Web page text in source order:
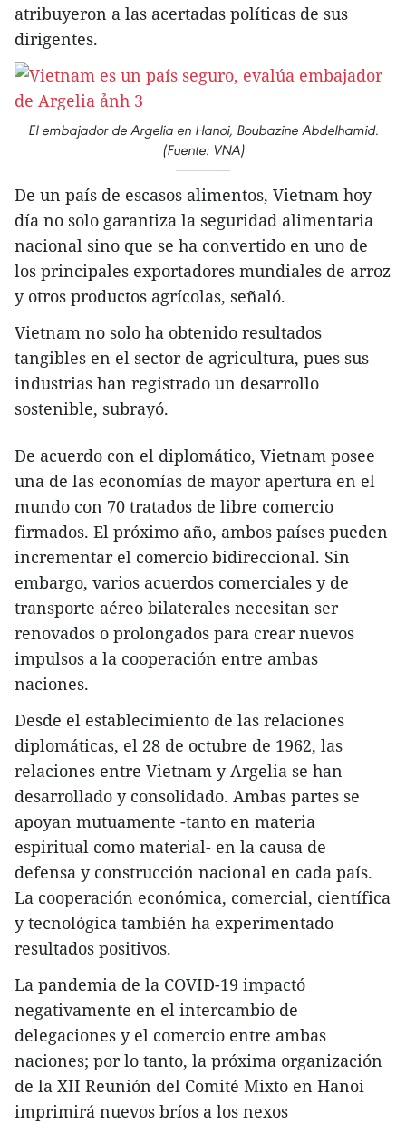
atribuyeron a las acertadas políticas de sus
dirigentes.
El embajador de Argelia en Hanoi, Boubazine Abdelhamid.
(Fuente: VNA)
De un país de escasos alimentos, Vietnam hoy
día no solo garantiza la seguridad alimentaria
nacional sino que se ha convertido en uno de
los principales exportadores mundiales de arroz
y otros productos agrícolas, señaló.
Vietnam no solo ha obtenido resultados
tangibles en el sector de agricultura, pues sus
industrias han registrado un desarrollo
sostenible, subrayó.
De acuerdo con el diplomático, Vietnam posee
una de las economías de mayor apertura en el
mundo con 70 tratados de libre comercio
firmados. El próximo año, ambos países pueden
incrementar el comercio bidireccional. Sin
embargo, varios acuerdos comerciales y de
transporte aéreo bilaterales necesitan ser
renovados o prolongados para crear nuevos
impulsos a la cooperación entre ambas
naciones.
Desde el establecimiento de las relaciones
diplomáticas, el 28 de octubre de 1962, las
relaciones entre Vietnam y Argelia se han
desarrollado y consolidado. Ambas partes se
apoyan mutuamente -tanto en materia
espiritual como material- en la causa de
defensa y construcción nacional en cada país.
La cooperación económica, comercial, científica
y tecnológica también ha experimentado
resultados positivos.
La pandemia de la COVID-19 impactó
negativamente en el intercambio de
delegaciones y el comercio entre ambas
naciones; por lo tanto, la próxima organización
de la XII Reunión del Comité Mixto en Hanoi
imprimirá nuevos bríos a los nexos